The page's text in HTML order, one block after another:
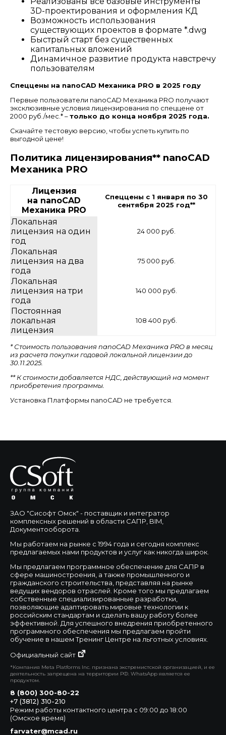
3D-проектирования и оформления КД
Возможность использования
существующих проектов в формате *.dwg
Быстрый старт без существенных
капитальных вложений
Динамичное развитие продукта навстречу
пользователям
Спеццены на nanoCAD Механика PRO в 2025 году
Первые пользователи nanoCAD Механика PRO получают
эксклюзивные условия лицензирования по спеццене от
2000 руб./мес.* –только до конца ноября 2025 года.
Скачайте тестовую версию, чтобы успеть купить по
выгодной цене!
Политика лицензирования** nanoCAD
Механика PRO
Лицензия
на nanoCAD
Механика PRO
Спеццены с 1 января по 30
сентября 2025 год**
Локальная
лицензия на один
год
24 000 руб.
Локальная
лицензия на два
года
75 000 руб.
Локальная
лицензия на три
года
140 000 руб.
Постоянная
локальная
лицензия
108 400 руб.
* Стоимость пользования nanoCAD Механика PRO в месяц
из расчета покупки годовой локальной лицензии до
30.11.2025.
** К стоимости добавляется НДС, действующий на момент
приобретения программы.
Установка Платформы nanoCAD не требуется.
ЗАО "Сисофт Омск" - поставщик и интегратор
комплексных решений в области САПР, BIM,
Документооборота.
Мы работаем на рынке с 1994 года и сегодня комплекс
предлагаемых нами продуктов и услуг как никогда широк.
Мы предлагаем программное обеспечение для САПР в
сфере машиностроения, а также промышленного и
гражданского строительства, представляя на рынке
ведущих вендоров отраслей. Кроме того мы предлагаем
собственные специализированные разработки,
позволяющие адаптировать мировые технологии к
российским стандартам и сделать вашу работу более
эффективной. Для успешного внедрения приобретенного
программного обеспечения мы предлагаем пройти
обучение в нашем Тренинг Центре на льготных условиях.
Официальный сайт
*Компания Meta Platforms Inc. признана экстремистской организацией, и ее
деятельность запрещена на территории РФ. WhatsApp является ее
продуктом.
8 (800) 300-80-22
+7 (3812) 310-210
Режим работы контактного центра с 09:00 до 18:00
(Омское время)
farvater@mcad.ru